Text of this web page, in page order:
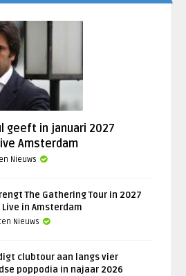
geeft in januari 2027
Amsterdam
Nieuws
The Gathering Tour in 2027
Live in Amsterdam
Nieuws
clubtour aan langs vier
poppodia in najaar 2026